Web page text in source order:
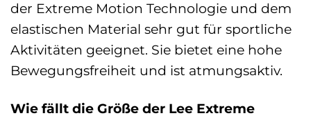
der Extreme Motion Technologie und dem
elastischen Material sehr gut für sportliche
Aktivitäten geeignet. Sie bietet eine hohe
Bewegungsfreiheit und ist atmungsaktiv.
Wie fällt die Größe der Lee Extreme